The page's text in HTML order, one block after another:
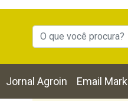
Jornal Agroin Email